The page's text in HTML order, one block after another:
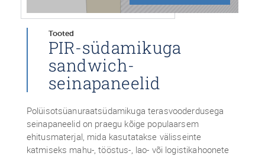
Tooted
PIR-südamikuga
sandwich-
seinapaneelid
Polüisotsüanuraatsüdamikuga terasvooderdusega
seinapaneelid on praegu kõige populaarsem
ehitusmaterjal, mida kasutatakse välisseinte
katmiseks mahu-, tööstus-, lao- või logistikahoonete